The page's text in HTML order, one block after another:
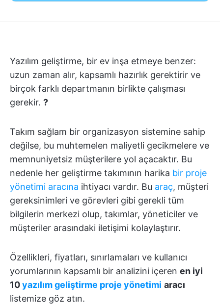
Yazılım geliştirme, bir ev inşa etmeye benzer:
uzun zaman alır, kapsamlı hazırlık gerektirir ve
birçok farklı departmanın birlikte çalışması
gerekir. ?️
Takım sağlam bir organizasyon sistemine sahip
değilse, bu muhtemelen maliyetli gecikmelere ve
memnuniyetsiz müşterilere yol açacaktır. Bu
nedenle her geliştirme takımının harika bir proje
yönetimi aracına ihtiyacı vardır. Bu araç, müşteri
gereksinimleri ve görevleri gibi gerekli tüm
bilgilerin merkezi olup, takımlar, yöneticiler ve
müşteriler arasındaki iletişimi kolaylaştırır.
Özellikleri, fiyatları, sınırlamaları ve kullanıcı
yorumlarının kapsamlı bir analizini içeren en iyi
10yazılım geliştirme proje yönetimi aracı
listemize göz atın.